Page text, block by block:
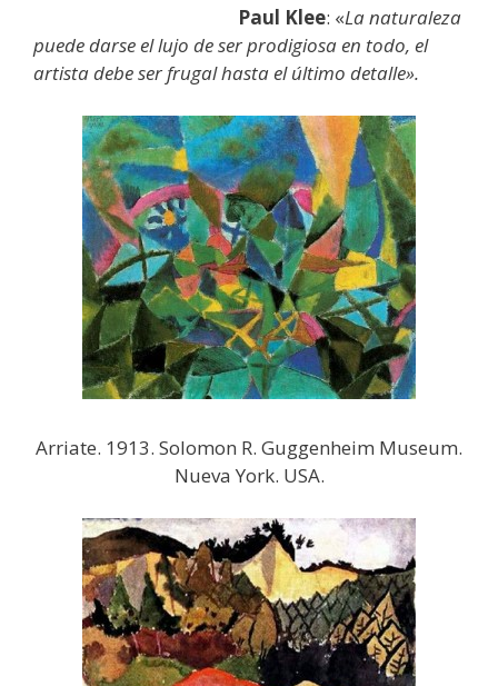
Paul Klee: «La naturaleza
puede darse el lujo de ser prodigiosa en todo, el
artista debe ser frugal hasta el último detalle».
Arriate. 1913. Solomon R. Guggenheim Museum.
Nueva York. USA.